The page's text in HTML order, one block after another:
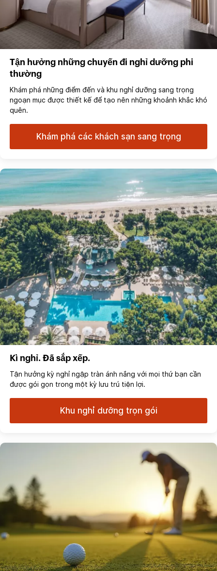
Tận hưởng những chuyến đi nghỉ dưỡng phi
thường
Khám phá những điểm đến và khu nghỉ dưỡng sang trọng
ngoạn mục được thiết kế để tạo nên những khoảnh khắc khó
quên.
Khám phá các khách sạn sang trọng
Kì nghỉ. Đã sắp xếp.
Tận hưởng kỳ nghỉ ngập tràn ánh nắng với mọi thứ bạn cần
được gói gọn trong một kỳ lưu trú tiện lợi.
Khu nghỉ dưỡng trọn gói